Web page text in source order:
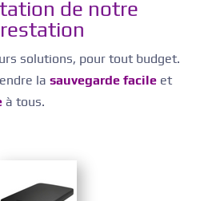
de notre
solutions, pour tout budget.
la sauvegarde facileet
à tous.